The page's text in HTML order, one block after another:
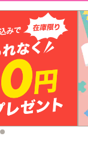
日にお支払いを完
でお申し込みくだ
発送完了後、配送
います。
ってご指定できる